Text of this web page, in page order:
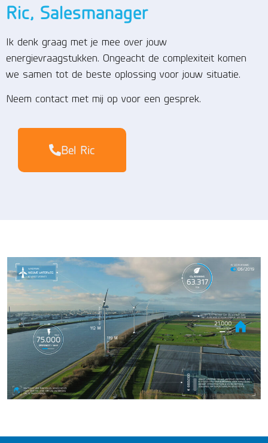
Ric, Salesmanager
Ik denk graag met je mee over jouw
energievraagstukken. Ongeacht de complexiteit komen
we samen tot de beste oplossing voor jouw situatie.
Neem contact met mij op voor een gesprek.
Bel Ric